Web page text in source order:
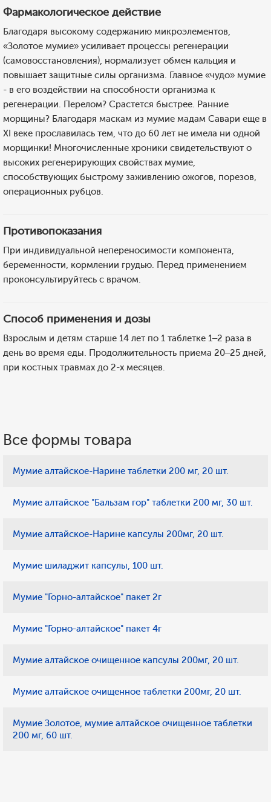
Фармакологическое действие
Благодаря высокому содержанию микроэлементов,
«Золотое мумие» усиливает процессы регенерации
(самовосстановления), нормализует обмен кальция и
повышает защитные силы организма. Главное «чудо» мумие
- в его воздействии на способности организма к
регенерации. Перелом? Срастется быстрее. Ранние
морщины? Благодаря маскам из мумие мадам Савари еще в
XI веке прославилась тем, что до 60 лет не имела ни одной
морщинки! Многочисленные хроники свидетельствуют о
высоких регенерирующих свойствах мумие,
способствующих быстрому заживлению ожогов, порезов,
операционных рубцов.
Противопоказания
При индивидуальной непереносимости компонента,
беременности, кормлении грудью. Перед применением
проконсультируйтесь с врачом.
Способ применения и дозы
Взрослым и детям старше 14 лет по 1 таблетке 1–2 раза в
день во время еды. Продолжительность приема 20–25 дней,
при костных травмах до 2-х месяцев.
Все формы товара
Мумие алтайское-Нарине таблетки 200 мг, 20 шт.
Мумие алтайское "Бальзам гор" таблетки 200 мг, 30 шт.
Мумие алтайское-Нарине капсулы 200мг, 20 шт.
Мумие шиладжит капсулы, 100 шт.
Мумие "Горно-алтайское" пакет 2г
Мумие "Горно-алтайское" пакет 4г
Мумие алтайское очищенное капсулы 200мг, 20 шт.
Мумие алтайское очищенное таблетки 200мг, 20 шт.
Мумие Золотое, мумие алтайское очищенное таблетки
200 мг, 60 шт.